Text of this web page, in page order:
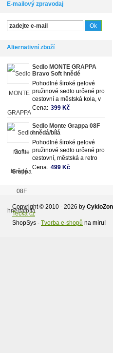
E-mailový zpravodaj
Alternativní zboží
Sedlo MONTE GRAPPA
Bravo Soft hnědé
Pohodlné široké gelové
pružinové sedlo určené pro
cestovní a městská kola, v
populárním retro stylu
Cena: 399 Kč
Sedlo Monte Grappa 08F
hnědá/bílá
Pohodlné široké gelové
pružinové sedlo určené pro
cestovní, městská a retro
kola
Cena: 499 Kč
Copyright © 2010 - 2026 by
Tecka cz
ShopSys - Tvorba e-shopů na míru!